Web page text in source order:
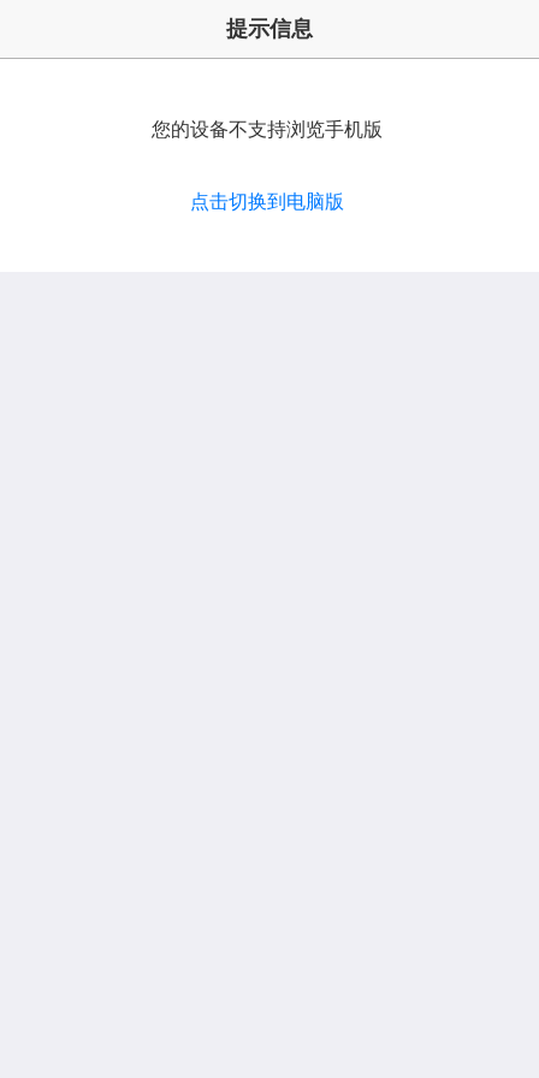
提示信息
您的设备不支持浏览手机版
点击切换到电脑版